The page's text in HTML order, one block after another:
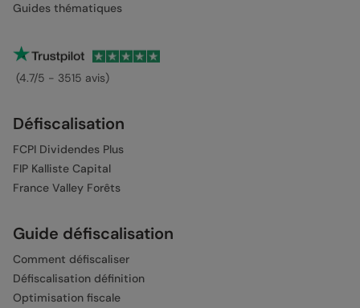
Guides thématiques
(4.7/5 - 3515 avis)
Défiscalisation
FCPI Dividendes Plus
FIP Kalliste Capital
France Valley Forêts
Guide défiscalisation
Comment défiscaliser
Défiscalisation définition
Optimisation fiscale